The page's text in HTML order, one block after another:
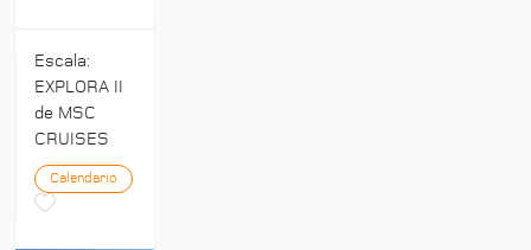
Escala:
EXPLORA II
de MSC
CRUISES
Calendario